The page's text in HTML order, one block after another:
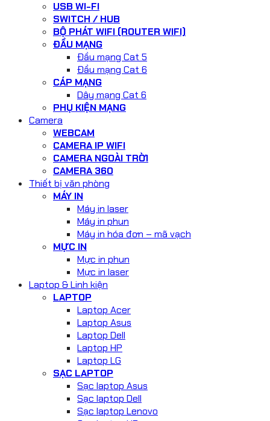
USB WI-FI
SWITCH / HUB
BỘ PHÁT WIFI (ROUTER WIFI)
ĐẦU MẠNG
Đầu mạng Cat 5
Đầu mạng Cat 6
CÁP MẠNG
Dây mạng Cat 6
PHỤ KIỆN MẠNG
Camera
WEBCAM
CAMERA IP WIFI
CAMERA NGOÀI TRỜI
CAMERA 360
Thiết bị văn phòng
MÁY IN
Máy in laser
Máy in phun
Máy in hóa đơn – mã vạch
MỰC IN
Mực in phun
Mực in laser
Laptop & Linh kiện
LAPTOP
Laptop Acer
Laptop Asus
Laptop Dell
Laptop HP
Laptop LG
SẠC LAPTOP
Sạc laptop Asus
Sạc laptop Dell
Sạc laptop Lenovo